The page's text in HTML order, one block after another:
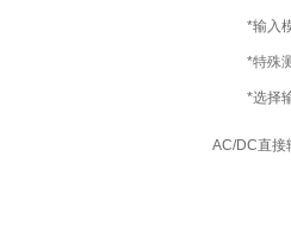
*输入
*特殊
*选择
AC/DC直接